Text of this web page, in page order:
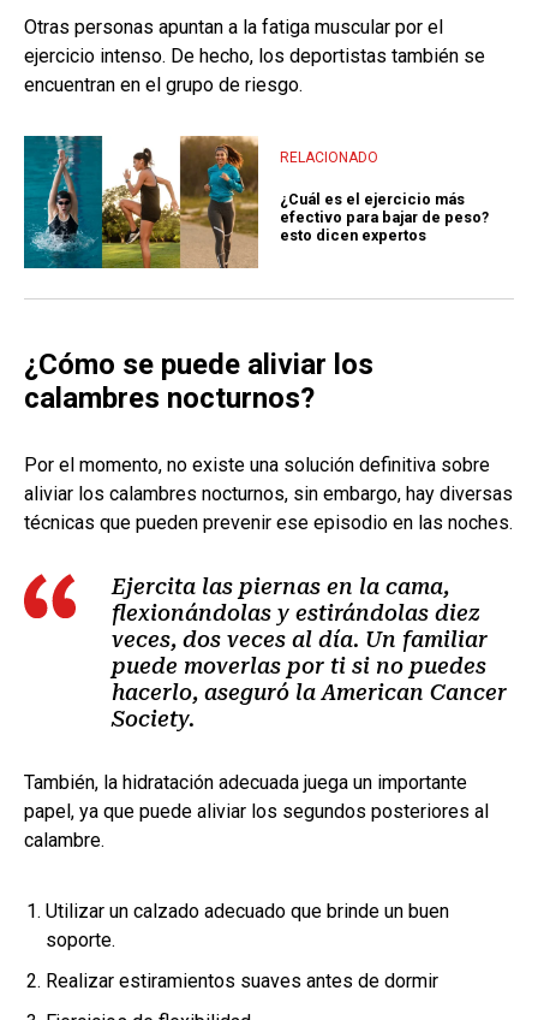
Otras personas apuntan a la fatiga muscular por el
ejercicio intenso. De hecho, los deportistas también se
encuentran en el grupo de riesgo.
RELACIONADO
¿Cuál es el ejercicio más
efectivo para bajar de peso?
esto dicen expertos
¿Cómo se puede aliviar los
calambres nocturnos?
Por el momento, no existe una solución definitiva sobre
aliviar los calambres nocturnos, sin embargo, hay diversas
técnicas que pueden prevenir ese episodio en las noches.
Ejercita las piernas en la cama,
flexionándolas y estirándolas diez
veces, dos veces al día. Un familiar
puede moverlas por ti si no puedes
hacerlo, aseguró la American Cancer
Society.
También, la hidratación adecuada juega un importante
papel, ya que puede aliviar los segundos posteriores al
calambre.
Utilizar un calzado adecuado que brinde un buen
soporte.
Realizar estiramientos suaves antes de dormir